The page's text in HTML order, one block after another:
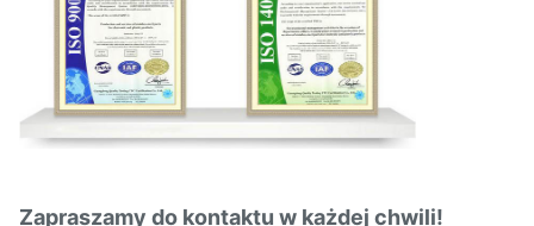
Zapraszamy do kontaktu w każdej chwili!